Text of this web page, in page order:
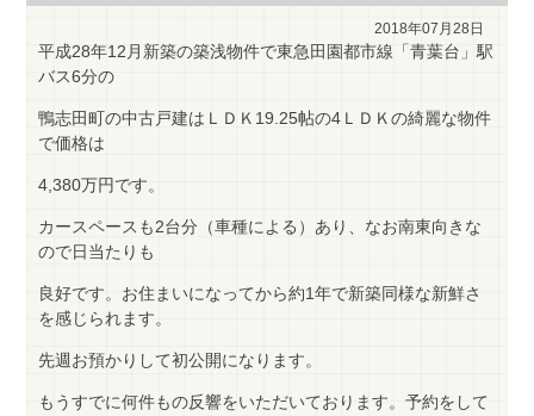
2018年07月28日
平成28年12月新築の築浅物件で東急田園都市線「青葉台」駅
バス6分の
鴨志田町の中古戸建はＬＤＫ19.25帖の4ＬＤＫの綺麗な物件
で価格は
4,380万円です。
カースペースも2台分（車種による）あり、なお南東向きな
ので日当たりも
良好です。お住まいになってから約1年で新築同様な新鮮さ
を感じられます。
先週お預かりして初公開になります。
もうすでに何件もの反響をいただいております。予約をして